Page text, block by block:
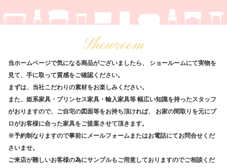
Showroom
当ホームページで気になる商品がございましたら、
ショールームにて実物を
見て、手に取って質感をご確認ください。
まずは、当社こだわりの素材をお楽しみください。
また、姫系家具・プリンセス家具・輸入家具等 幅広い知識を持ったスタッフ
がおりますので、ご自宅の図面等をお持ち頂ければ、
お家の間取りを元にプ
ロがお客様に合った家具をご提案させて頂きます。
※予約制なりますので事前にメールフォームまたはお電話にてお問合せくだ
さいませ。
ご来店が難しいお客様の為にサンプルもご用意しておりますのでご相談くだ